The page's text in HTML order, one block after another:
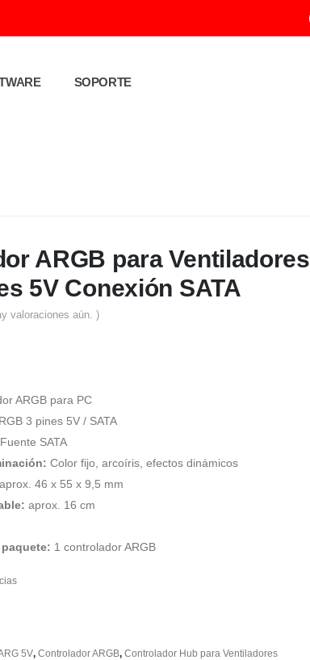
SOPORTE
ARGB para Ventiladores
5V Conexión SATA
valoraciones aún. )
ARGB para PC
3 pines 5V / SATA
Fuente SATA
Color fijo, arcoíris, efectos dinámicos
aprox. 46 x 55 x 9,5 mm
aprox. 16 cm
1 controlador ARGB
5V, Controlador ARGB, Controlador Hub para Ventiladores